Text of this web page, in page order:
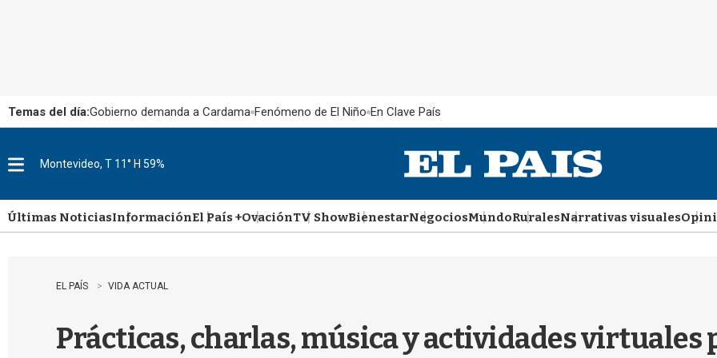
Temas del día:Gobierno demanda a Cardama Fenómeno de El Niño En Clave País
u
Montevideo, T 11° H 59%
Últimas NoticiasInformaciónEl País +OvaciónTV ShowBienestarNegociosMundoRuralesNarrativas visuales
EL PAÍS VIDA ACTUAL
Prácticas, charlas, música y actividades virtuales